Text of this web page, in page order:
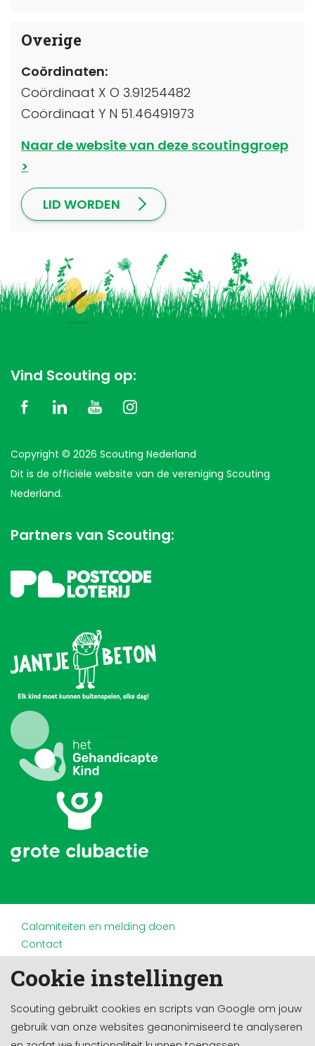
Cookie instellingen
Scouting gebruikt cookies en scripts van Google om jouw
gebruik van onze websites geanonimiseerd te analyseren
Overige
Coördinaten:
Coördinaat X O 3.91254482
Coördinaat Y N 51.46491973
Naar de website van deze scoutinggroep
LID WORDEN
Vind Scouting op:
Copyright © 2026 Scouting Nederland
Dit is de officiële website van de vereniging Scouting
Nederland.
Partners van Scouting:
Calamiteiten en melding doen
Contact
Doneren en nalaten
Privacy
Werken bij